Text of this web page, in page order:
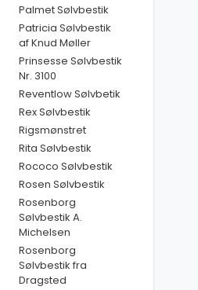
Palmet Sølvbestik
Patricia Sølvbestik
af Knud Møller
Prinsesse Sølvbestik
Nr. 3100
Reventlow Sølvbetik
Rex Sølvbestik
Rigsmønstret
Rita Sølvbestik
Rococo Sølvbestik
Rosen Sølvbestik
Rosenborg
Sølvbestik A.
Michelsen
Rosenborg
Sølvbestik fra
Dragsted